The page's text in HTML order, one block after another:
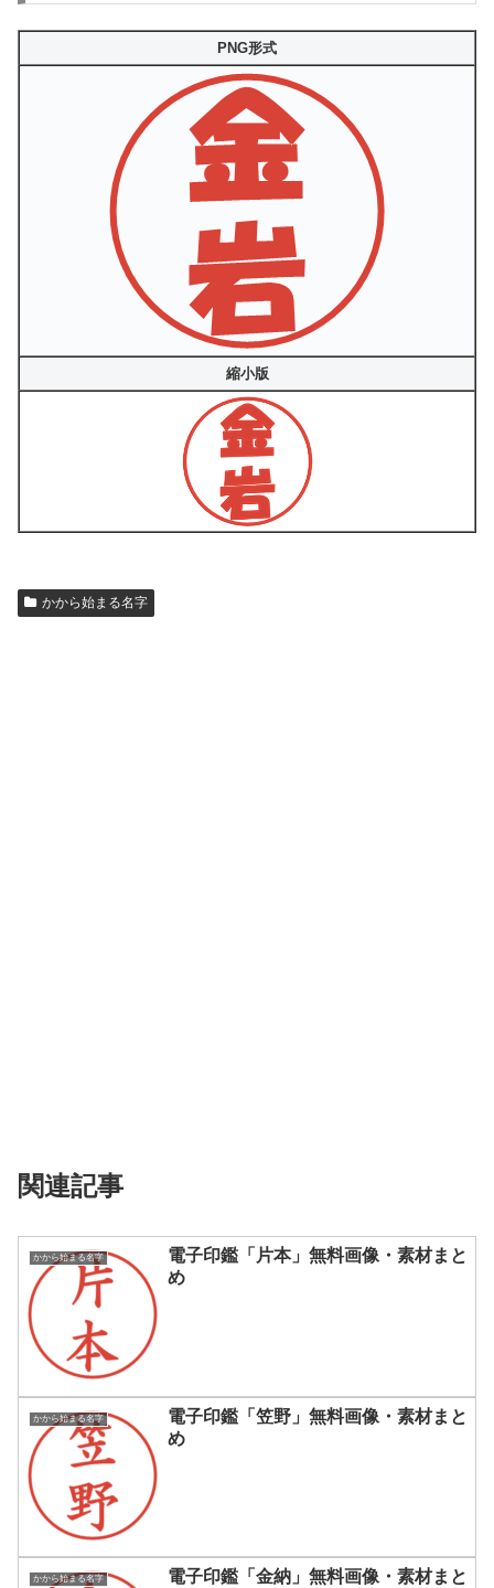
PNG形式
縮小版
かから始まる名字
関連記事
かから始まる名字
電子印鑑「片本」無料画像・素材まと
め
かから始まる名字
電子印鑑「笠野」無料画像・素材まと
め
かから始まる名字
電子印鑑「金納」無料画像・素材まと